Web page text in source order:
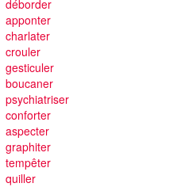
déborder
apponter
charlater
crouler
gesticuler
boucaner
psychiatriser
conforter
aspecter
graphiter
tempêter
quiller